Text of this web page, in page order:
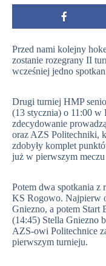
Przed nami kolejny
zostanie rozegrany II
wcześniej jedno
Drugi turniej HMP
(13 stycznia) o 11:00
zdecydowanie
oraz AZS Politechniki,
zdobyły komplet
już w pierwszym
Potem dwa spotkania z
KS Rogowo. Najpierw
Gniezno, a potem Start
(14:45) Stella Gniezno
AZS-owi Politechnice
pierwszym turnieju.